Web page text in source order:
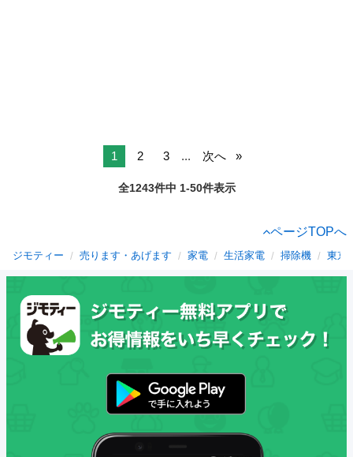
1 2 3 ... 次へ
全1243件中 1-50件表示
ページTOPへ
ジモティー 売ります・あげます 家電 生活家電 掃除機 東京